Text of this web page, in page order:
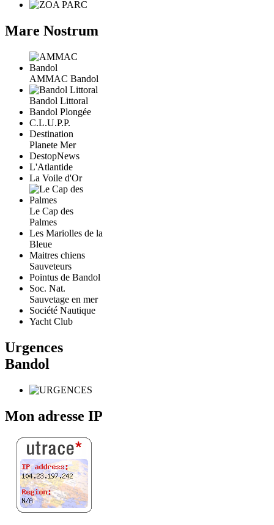
Mare Nostrum
AMMAC Bandol
Bandol Littoral
Bandol Plongée
C.L.U.P.P.
Destination
Planete Mer
DestopNews
L'Atlantide
La Voile d'Or
Le Cap des
Palmes
Les Mariolles de la
Bleue
Maitres chiens
Sauveteurs
Pointus de Bandol
Soc. Nat.
Sauvetage en mer
Société Nautique
Yacht Club
Urgences
Bandol
Mon adresse IP